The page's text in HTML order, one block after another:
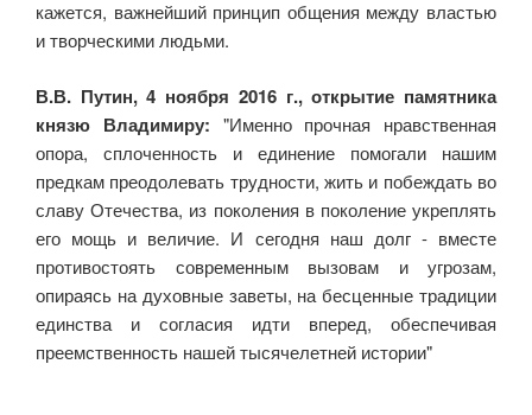
кажется, важнейший принцип общения между властью
и творческими людьми.
В.В. Путин, 4 ноября 2016 г., открытие памятника
князю Владимиру: "Именно прочная нравственная
опора, сплоченность и единение помогали нашим
предкам преодолевать трудности, жить и побеждать во
славу Отечества, из поколения в поколение укреплять
его мощь и величие. И сегодня наш долг - вместе
противостоять современным вызовам и угрозам,
опираясь на духовные заветы, на бесценные традиции
единства и согласия идти вперед, обеспечивая
преемственность нашей тысячелетней истории"